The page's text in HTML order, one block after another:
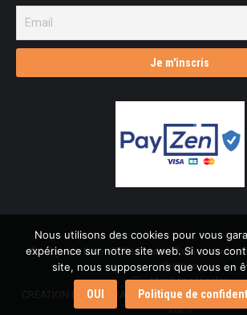
© L'âge de faire - 2026 Dream-Theme — truly
themes
Mentions légales
CRÉATION ET INTÉGRATION : L.ROBIN &
2025
Nous utilisons des cookies pour vous
expérience sur notre site web. Si vous
site, nous supposerons que vous en
OUI Politique de